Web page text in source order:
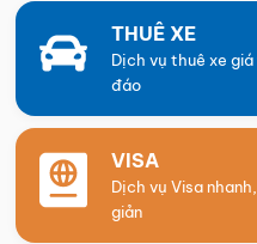
THUÊ XE
Dịch vụ thuê xe
đáo
VISA
Dịch vụ Visa
giản